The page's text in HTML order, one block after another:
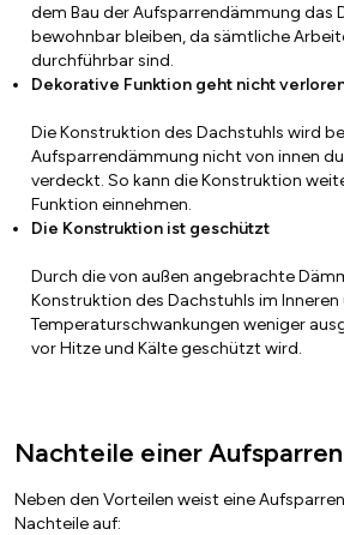
dem Bau der Aufsparrendämmung das
bewohnbar bleiben, da sämtliche
durchführbar sind.
Dekorative Funktion geht nicht
Die Konstruktion des Dachstuhls wird
Aufsparrendämmung nicht von innen
verdeckt. So kann die Konstruktion
Funktion einnehmen.
Die Konstruktion ist geschützt
Durch die von außen angebrachte
Konstruktion des Dachstuhls im Inneren
Temperaturschwankungen weniger
vor Hitze und Kälte geschützt wird.
Nachteile einer
Neben den Vorteilen weist eine
Nachteile auf: